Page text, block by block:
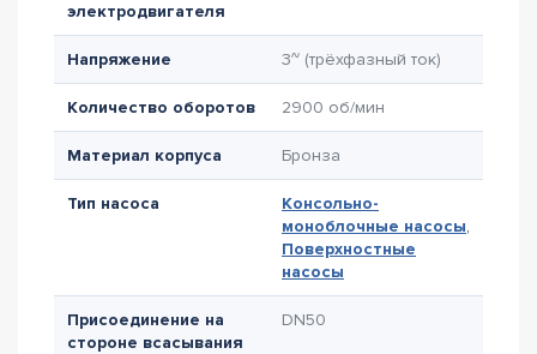
электродвигателя
Напряжение 3~ (трёхфазный ток)
Количество оборотов 2900 об/мин
Материал корпуса Бронза
Тип насоса
Консольно-
моноблочные насосы,
Поверхностные
насосы
Присоединение на
стороне всасывания
DN50